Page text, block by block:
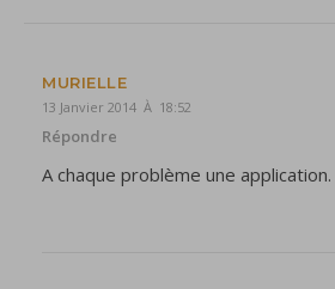
MURIELLE
13 Janvier 2014 À 18:52
Répondre
A chaque problème une